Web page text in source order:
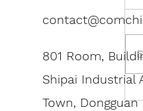
801 Room,
Shipai Industrial
Town, Dongguan